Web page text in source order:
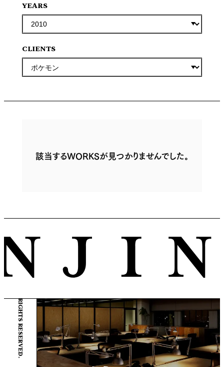
YEARS
CLIENTS
該当するWORKSが見つかりませんでした。
© ENJIN Inc. ALL RIGHTS RESERVED.